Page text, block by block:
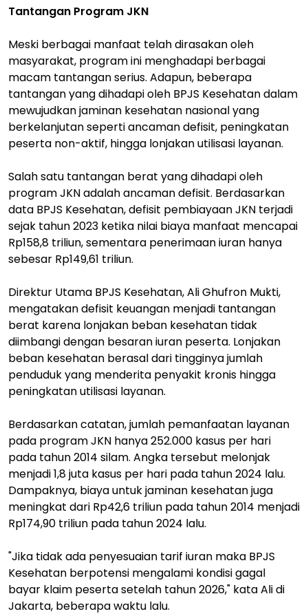
Tantangan Program JKN
Meski berbagai manfaat telah dirasakan oleh
masyarakat, program ini menghadapi berbagai
macam tantangan serius. Adapun, beberapa
tantangan yang dihadapi oleh BPJS Kesehatan dalam
mewujudkan jaminan kesehatan nasional yang
berkelanjutan seperti ancaman defisit, peningkatan
peserta non-aktif, hingga lonjakan utilisasi layanan.
Salah satu tantangan berat yang dihadapi oleh
program JKN adalah ancaman defisit. Berdasarkan
data BPJS Kesehatan, defisit pembiayaan JKN terjadi
sejak tahun 2023 ketika nilai biaya manfaat mencapai
Rp158,8 triliun, sementara penerimaan iuran hanya
sebesar Rp149,61 triliun.
Direktur Utama BPJS Kesehatan, Ali Ghufron Mukti,
mengatakan defisit keuangan menjadi tantangan
berat karena lonjakan beban kesehatan tidak
diimbangi dengan besaran iuran peserta. Lonjakan
beban kesehatan berasal dari tingginya jumlah
penduduk yang menderita penyakit kronis hingga
peningkatan utilisasi layanan.
Berdasarkan catatan, jumlah pemanfaatan layanan
pada program JKN hanya 252.000 kasus per hari
pada tahun 2014 silam. Angka tersebut melonjak
menjadi 1,8 juta kasus per hari pada tahun 2024 lalu.
Dampaknya, biaya untuk jaminan kesehatan juga
meningkat dari Rp42,6 triliun pada tahun 2014 menjadi
Rp174,90 triliun pada tahun 2024 lalu.
"Jika tidak ada penyesuaian tarif iuran maka BPJS
Kesehatan berpotensi mengalami kondisi gagal
bayar klaim peserta setelah tahun 2026," kata Ali di
Jakarta, beberapa waktu lalu.